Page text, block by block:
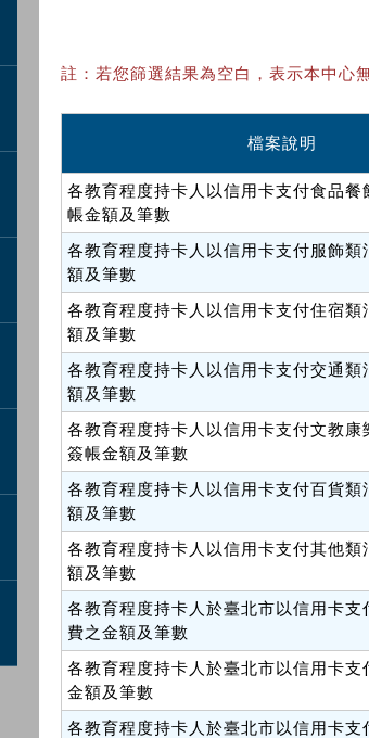
註：若您篩選結果為空白，表示本中心
檔案說明
各教育程度持卡人以信用卡支付食品餐
帳金額及筆數
各教育程度持卡人以信用卡支付服飾類
額及筆數
各教育程度持卡人以信用卡支付住宿類
額及筆數
各教育程度持卡人以信用卡支付交通類
額及筆數
各教育程度持卡人以信用卡支付文教康
簽帳金額及筆數
各教育程度持卡人以信用卡支付百貨類
額及筆數
各教育程度持卡人以信用卡支付其他類
額及筆數
各教育程度持卡人於臺北市以信用卡支
費之金額及筆數
各教育程度持卡人於臺北市以信用卡支
金額及筆數
各教育程度持卡人於臺北市以信用卡支